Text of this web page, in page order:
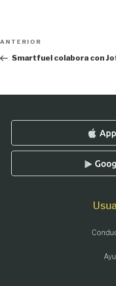
Navegación
de
Entrada
anterior:
ANTERIOR
Smartfuel colabora con